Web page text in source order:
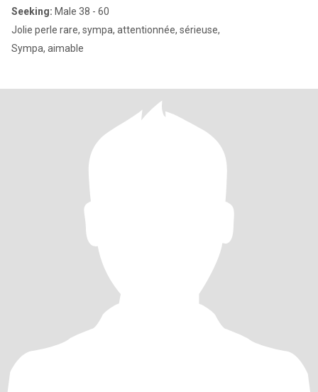
Seeking: Male 38 - 60
Jolie perle rare, sympa, attentionnée, sérieuse,
Sympa, aimable